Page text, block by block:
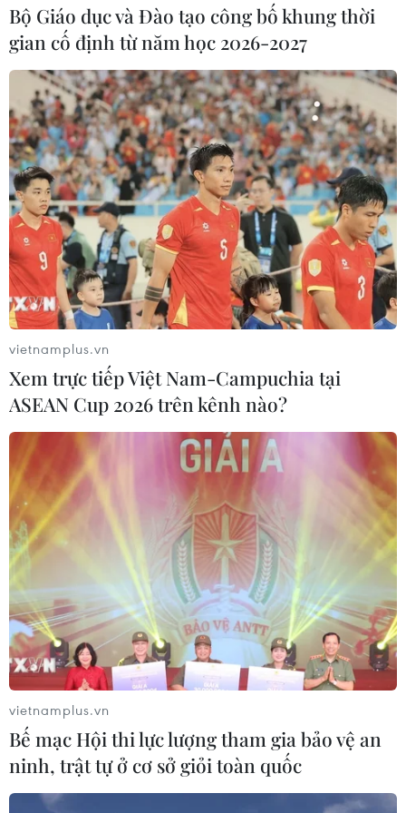
(GDP) của Anh đang giảm và sẽ tiếp tục giảm trong
phần lớn hoặc thậm chí cả năm 2023.
Bộ Giáo dục và Đào tạo công bố khung thời
gian cố định từ năm học 2026-2027
vietnamplus.vn
Xem trực tiếp Việt Nam-Campuchia tại
ASEAN Cup 2026 trên kênh nào?
vietnamplus.vn
Bế mạc Hội thi lực lượng tham gia bảo vệ an
ninh, trật tự ở cơ sở giỏi toàn quốc